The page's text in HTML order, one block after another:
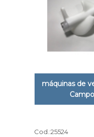
máquinas de
Cod.:25524